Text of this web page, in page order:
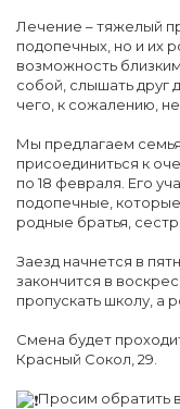
Лечение – тяжелый
подопечных, но и их
возможность
собой, слышать друг
чего, к сожалению,
Мы предлагаем
присоединиться к
по 18 февраля. Его
подопечные,
родные братья,
Заезд начнется в
закончится в
пропускать школу, а
Смена будет
Красный Сокол, 29.
Просим обратить